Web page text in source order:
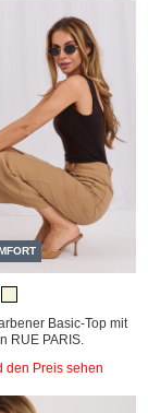
Basic-Top mit
RUE PARIS.
den Preis sehen